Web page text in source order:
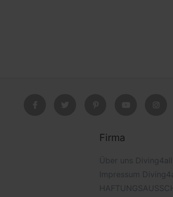
Firma
Über uns Diving4all
Impressum